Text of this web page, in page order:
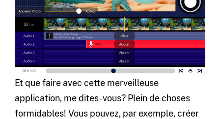
Et que faire avec cette merveilleuse
application, me dites-vous? Plein de choses
formidables! Vous pouvez, par exemple, créer